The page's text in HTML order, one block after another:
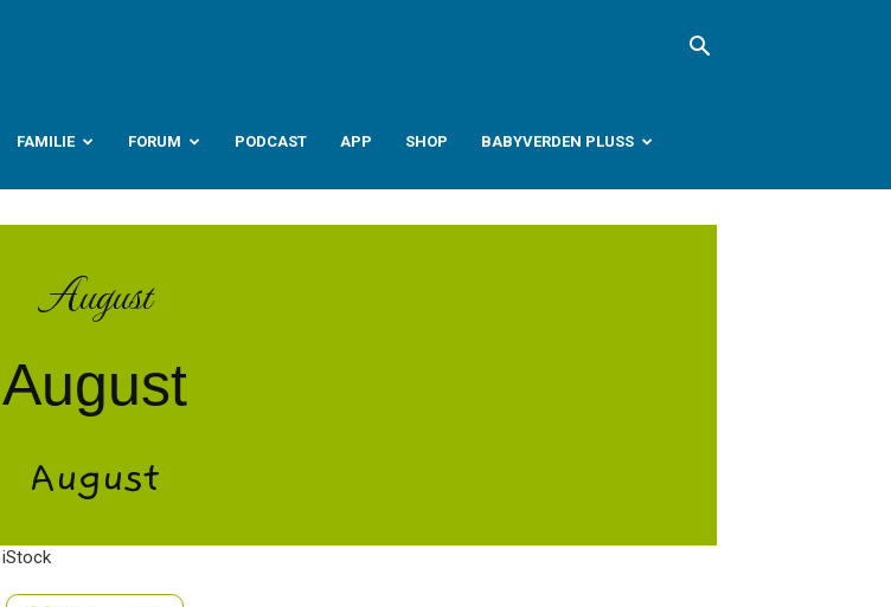
FAMILIE FORUM PODCAST APP SHOP BABYVERDEN PLUSS
August
August
August